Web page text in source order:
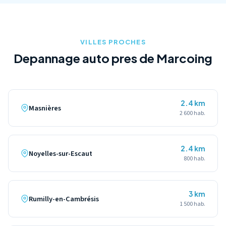
VILLES PROCHES
Depannage auto pres de Marcoing
Masnières
2.4 km
2 600 hab.
Noyelles-sur-Escaut
2.4 km
800 hab.
Rumilly-en-Cambrésis
3 km
1 500 hab.